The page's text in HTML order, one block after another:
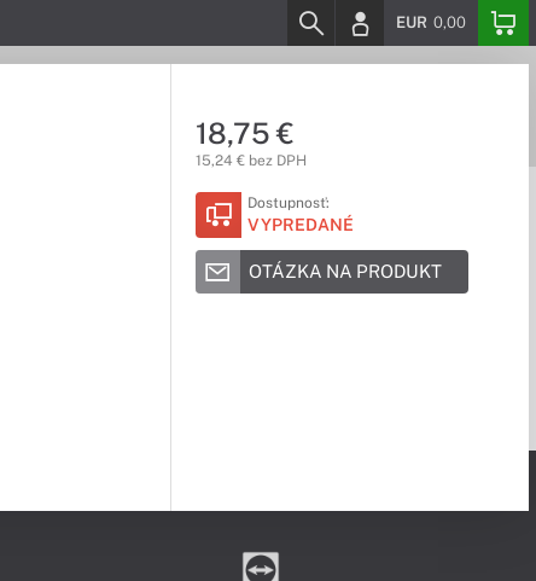
EUR 0,00
18,75 €
15,24 € bez DPH
Dostupnosť:
VYPREDANÉ
OTÁZKA NA PRODUKT